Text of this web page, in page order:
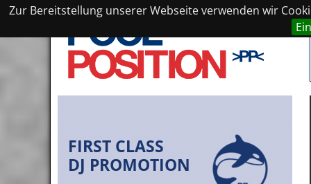
Zur Bereitstellung unserer Webseite verwenden wir
FIRST CLASS
DJ PROMOTION